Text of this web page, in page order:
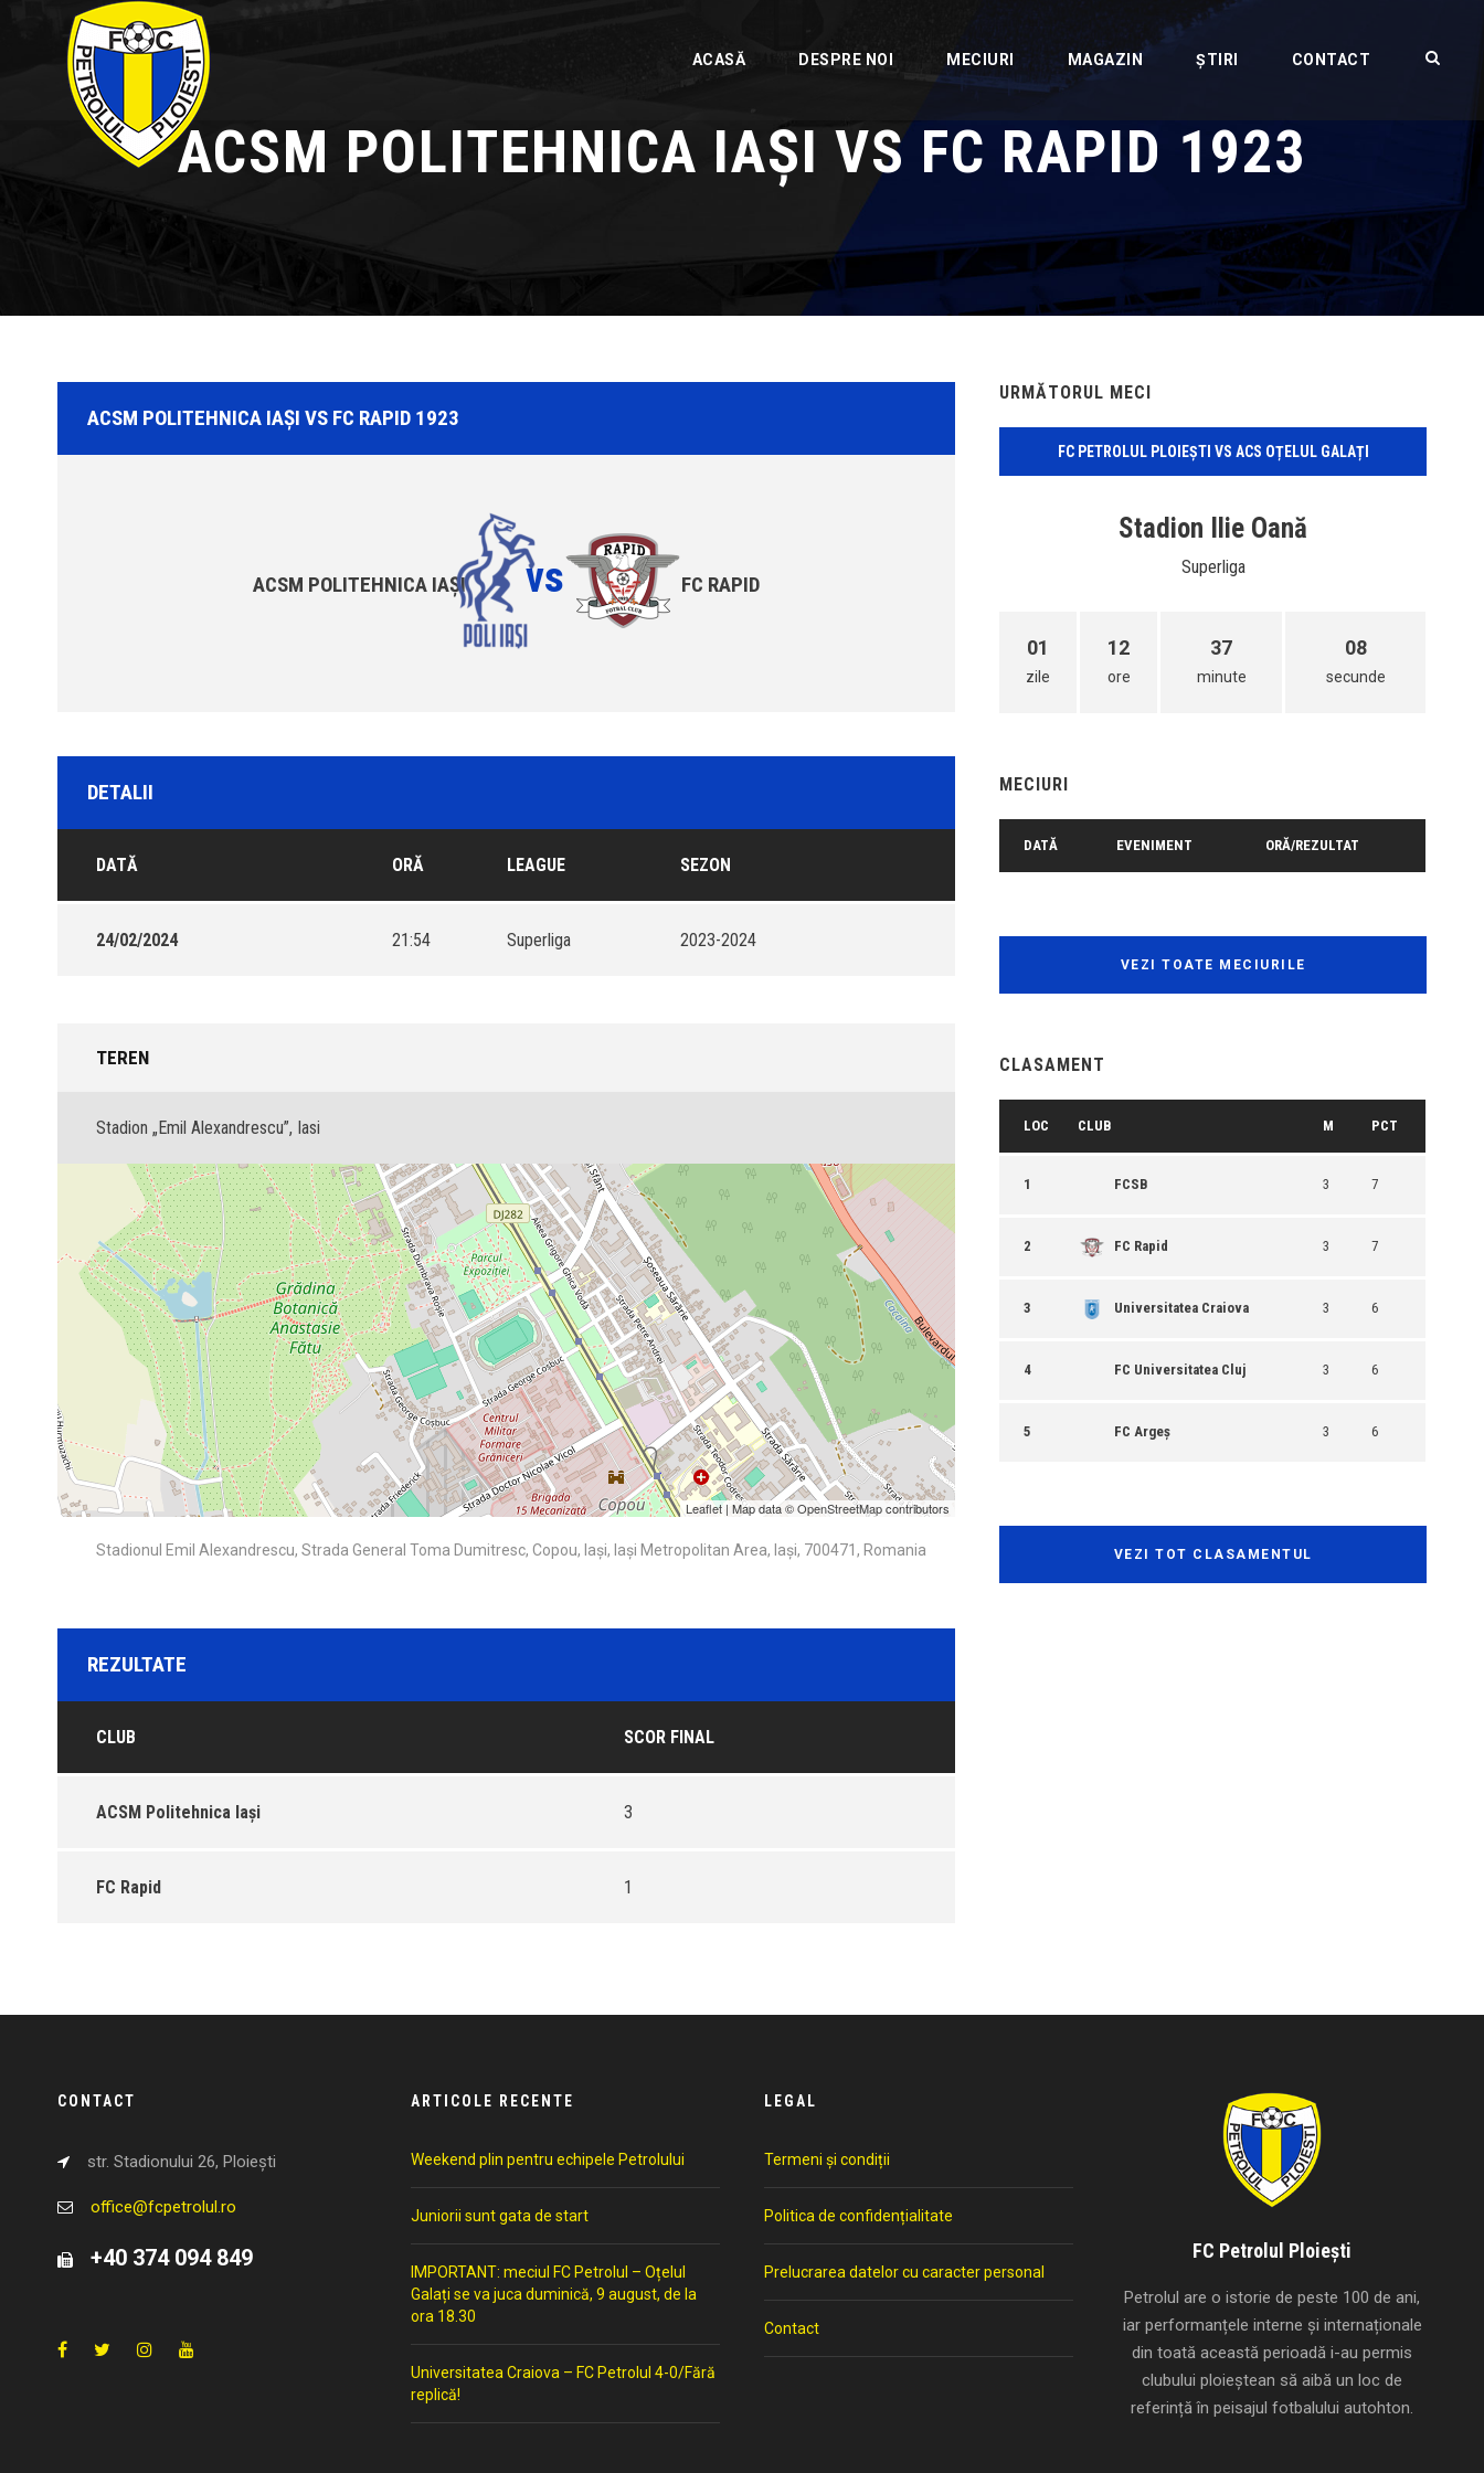
ACASĂ DESPRE NOI MECIURI MAGAZIN ȘTIRI CONTACT
ACSM POLITEHNICA IAȘI VS FC RAPID 1923
ACSM POLITEHNICA IAȘI VS FC RAPID 1923
ACSM POLITEHNICA IAȘI vs FC RAPID
DETALII
DATĂ ORĂ LEAGUE SEZON
24/02/2024 21:54 Superliga 2023-2024
TEREN
Stadion „Emil Alexandrescu”, Iasi
Leaflet| Map data ©OpenStreetMapcontributors
Stadionul Emil Alexandrescu, Strada General Toma Dumitresc, Copou, Iași, Iași Metropolitan Area, Iași, 700471, Romania
REZULTATE
CLUB SCOR FINAL
ACSM Politehnica Iași 3
FC Rapid 1
URMĂTORUL MECI
FC PETROLUL PLOIEȘTI VS ACS OȚELUL GALAȚI
Stadion Ilie Oană
Superliga
01
zile
12
ore
37
minute
08
secunde
MECIURI
DATĂ EVENIMENT ORĂ/REZULTAT
VEZI TOATE MECIURILE
CLASAMENT
LOC CLUB M PCT
1 FCSB 3 7
2 FC Rapid 3 7
3 Universitatea Craiova 3 6
4 FC Universitatea Cluj 3 6
5 FC Argeș 3 6
VEZI TOT CLASAMENTUL
CONTACT
str. Stadionului 26, Ploiești
office@fcpetrolul.ro
+40 374 094 849
ARTICOLE RECENTE
Weekend plin pentru echipele Petrolului
Juniorii sunt gata de start
IMPORTANT: meciul FC Petrolul – Oțelul
Galați se va juca duminică, 9 august, de la
ora 18.30
Universitatea Craiova – FC Petrolul 4-0/Fără
replică!
LEGAL
Termeni și condiții
Politica de confidențialitate
Prelucrarea datelor cu caracter personal
Contact
FC Petrolul Ploiești
Petrolul are o istorie de peste 100 de ani,
iar performanțele interne și internaționale
din toată această perioadă i-au permis
clubului ploieștean să aibă un loc de
referință în peisajul fotbalului autohton.